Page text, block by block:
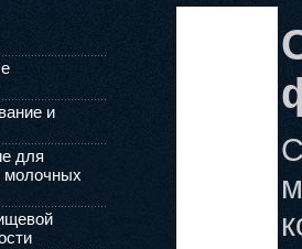
и
для
молочных